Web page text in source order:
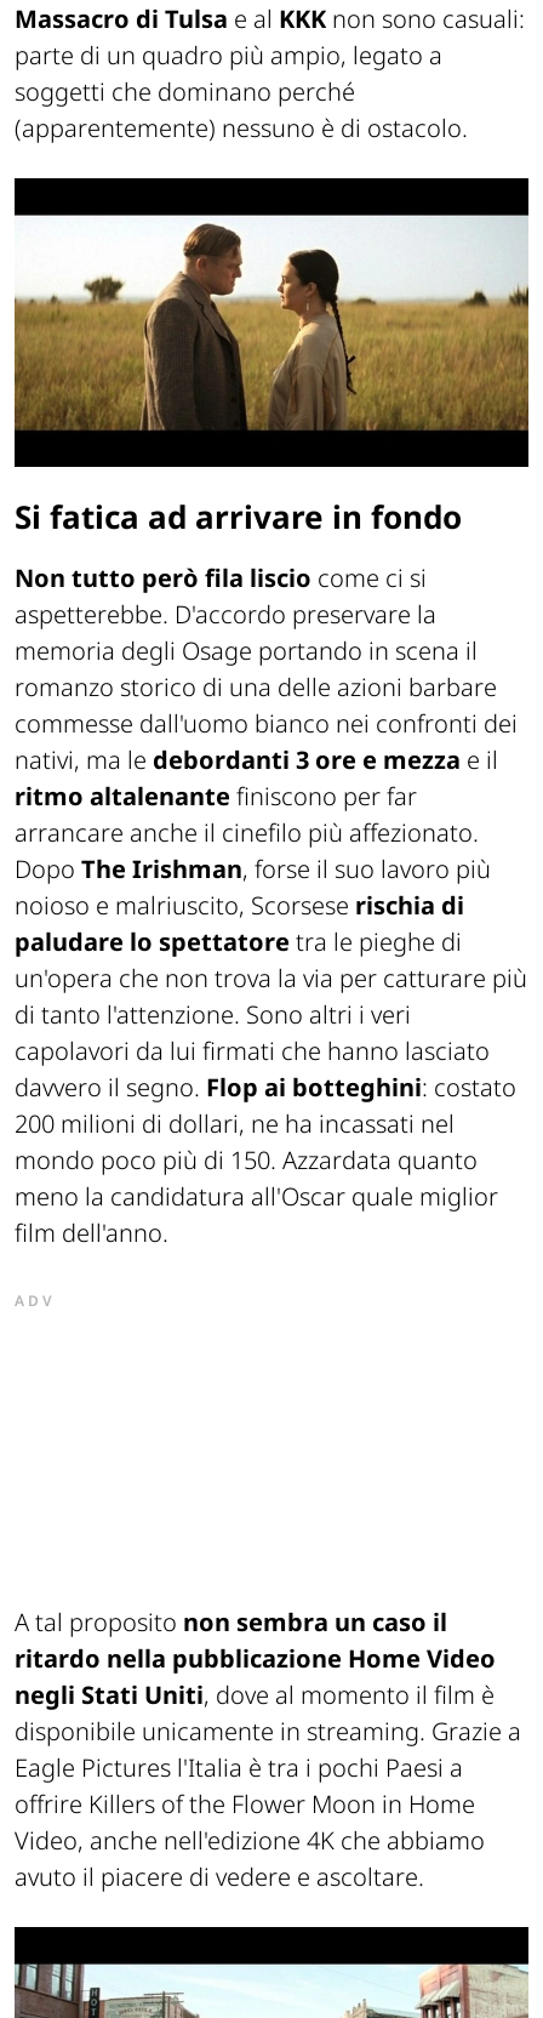
Massacro di Tulsa e al KKK non sono casuali:
parte di un quadro più ampio, legato a
soggetti che dominano perché
(apparentemente) nessuno è di ostacolo.
Si fatica ad arrivare in fondo
Non tutto però fila liscio come ci si
aspetterebbe. D'accordo preservare la
memoria degli Osage portando in scena il
romanzo storico di una delle azioni barbare
commesse dall'uomo bianco nei confronti dei
nativi, ma le debordanti 3 ore e mezza e il
ritmo altalenante finiscono per far
arrancare anche il cinefilo più affezionato.
Dopo The Irishman, forse il suo lavoro più
noioso e malriuscito, Scorsese rischia di
paludare lo spettatore tra le pieghe di
un'opera che non trova la via per catturare più
di tanto l'attenzione. Sono altri i veri
capolavori da lui firmati che hanno lasciato
davvero il segno. Flop ai botteghini: costato
200 milioni di dollari, ne ha incassati nel
mondo poco più di 150. Azzardata quanto
meno la candidatura all'Oscar quale miglior
film dell'anno.
ADV
A tal proposito non sembra un caso il
ritardo nella pubblicazione Home Video
negli Stati Uniti, dove al momento il film è
disponibile unicamente in streaming. Grazie a
Eagle Pictures l'Italia è tra i pochi Paesi a
offrire Killers of the Flower Moon in Home
Video, anche nell'edizione 4K che abbiamo
avuto il piacere di vedere e ascoltare.